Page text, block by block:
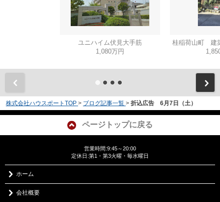
ユニハイム伏見大手筋
1,080万円
桂稲荷山町 建
株式会社ハウスポートTOP > ブログ記事一覧 > 折込広告 6月7日（土）
ページトップに戻る
営業時間:9:45～20:00
定休日:第1・第3火曜・毎水曜日
ホーム
会社概要